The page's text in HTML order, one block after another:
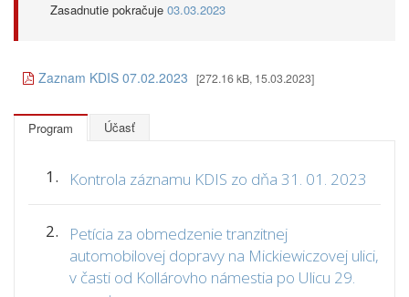
Zasadnutie pokračuje 03.03.2023
Zaznam KDIS 07.02.2023 [272.16 kB, 15.03.2023]
Program Účasť
1. Kontrola záznamu KDIS zo dňa 31. 01. 2023
2.
Petícia za obmedzenie tranzitnej
automobilovej dopravy na Mickiewiczovej ulici,
v časti od Kollárovho námestia po Ulicu 29.